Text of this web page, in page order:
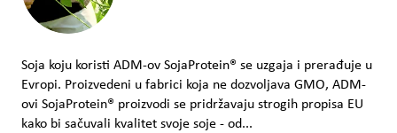
Soja koju koristi ADM-ov SojaProtein® se uzgaja i prerađuje u
Evropi. Proizvedeni u fabrici koja ne dozvoljava GMO, ADM-
ovi SojaProtein® proizvodi se pridržavaju strogih propisa EU
kako bi sačuvali kvalitet svoje soje - od...